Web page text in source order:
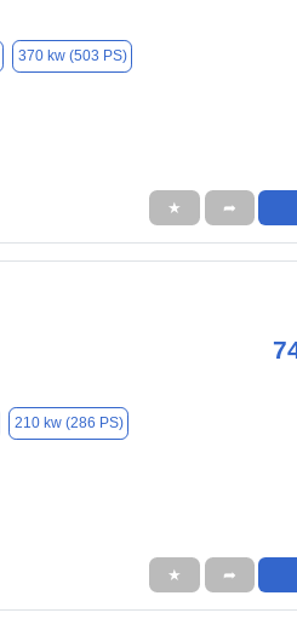
370 kw (503 PS)
★ ➦
210 kw (286 PS)
★ ➦